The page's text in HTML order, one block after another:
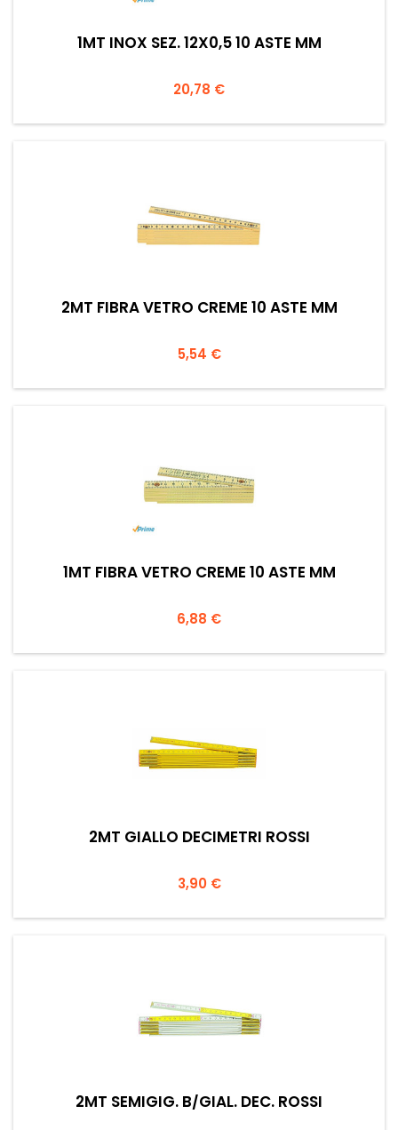
1MT INOX SEZ. 12X0,5 10 ASTE MM
Prezzo
20,78 €
2MT FIBRA VETRO CREME 10 ASTE MM
Prezzo
5,54 €
1MT FIBRA VETRO CREME 10 ASTE MM
Prezzo
6,88 €
2MT GIALLO DECIMETRI ROSSI
Prezzo
3,90 €
2MT SEMIGIG. B/GIAL. DEC. ROSSI